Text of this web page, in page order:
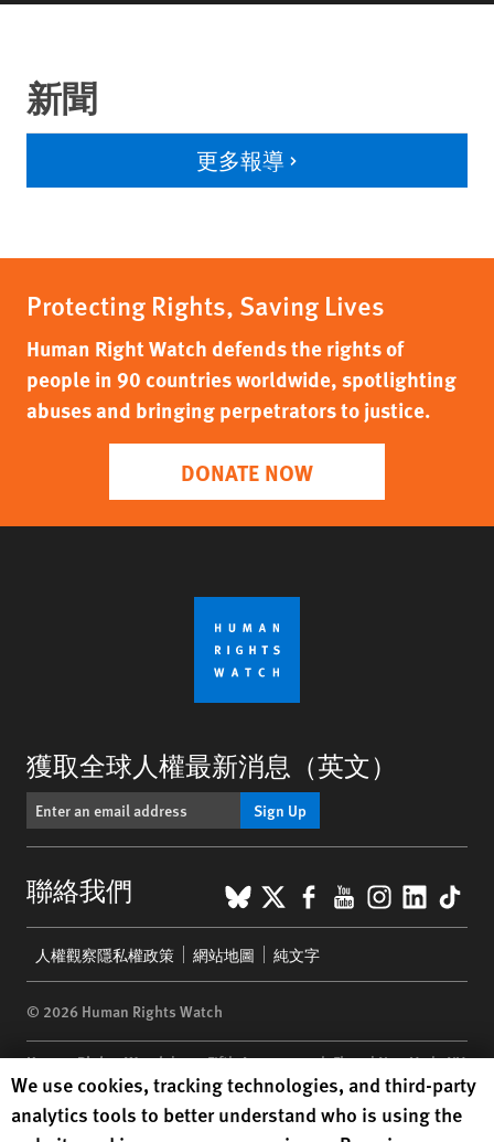
新聞
更多報導
Protecting Rights, Saving Lives
Human Right Watch defends the rights of
people in 90 countries worldwide, spotlighting
abuses and bringing perpetrators to justice.
DONATE NOW
獲取全球人權最新消息（英文）
Sign Up
聯絡我們 BlueSky
X Facebook
YouTube
menu
人權觀察隱私權政策 網站地圖 純文字
© 2026 Human Rights Watch
Human Rights Watch| 350 Fifth Avenue, 34th Floor | New York,NY
10118-3299USA|t 1.212.290.4700
Human Rights Watchis a 501(C)(3) nonprofit registered in the US
Human Rights Watch cookie preferences
We use cookies, tracking technologies, and third-party
analytics tools to better understand who is using the